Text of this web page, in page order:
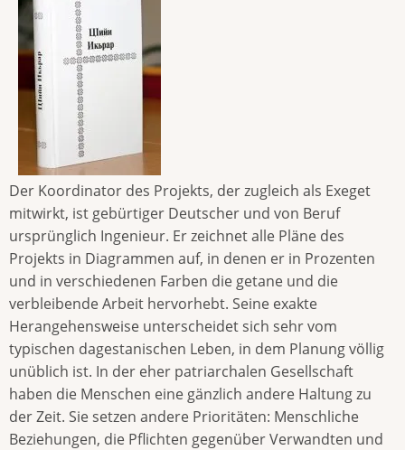
Der Koordinator des Projekts, der zugleich als Exeget
mitwirkt, ist gebürtiger Deutscher und von Beruf
ursprünglich Ingenieur. Er zeichnet alle Pläne des
Projekts in Diagrammen auf, in denen er in Prozenten
und in verschiedenen Farben die getane und die
verbleibende Arbeit hervorhebt. Seine exakte
Herangehensweise unterscheidet sich sehr vom
typischen dagestanischen Leben, in dem Planung völlig
unüblich ist. In der eher patriarchalen Gesellschaft
haben die Menschen eine gänzlich andere Haltung zu
der Zeit. Sie setzen andere Prioritäten: Menschliche
Beziehungen, die Pflichten gegenüber Verwandten und